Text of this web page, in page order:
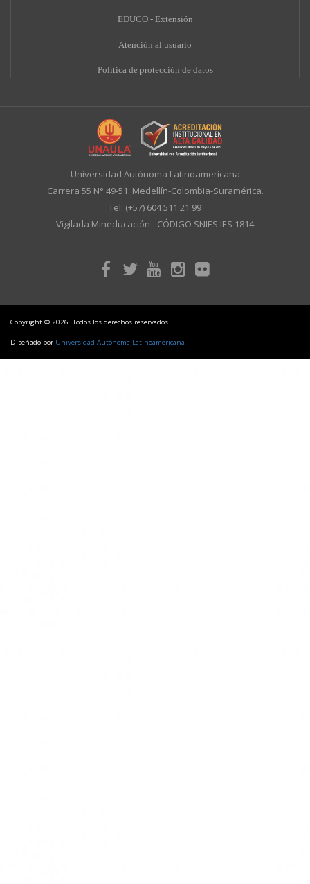
EDUCO - Extensión
Atención al usuario
Política de protección de datos
Universidad Autónoma Latinoamericana
Carrera 55 N° 49-51. Medellín-Colombia-Suramérica.
Tel: (+57) 604 511 21 99
Vigilada Mineducación - CÓDIGO SNIES IES 1814
Copyright © 2026. Todos los derechos reservados.
Diseñado por Universidad Autónoma Latinoamericana